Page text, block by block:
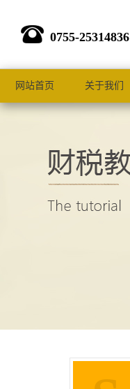
0755-25314836
网站首页 关于我们